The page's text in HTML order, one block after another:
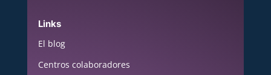
Links
El blog
Centros colaboradores